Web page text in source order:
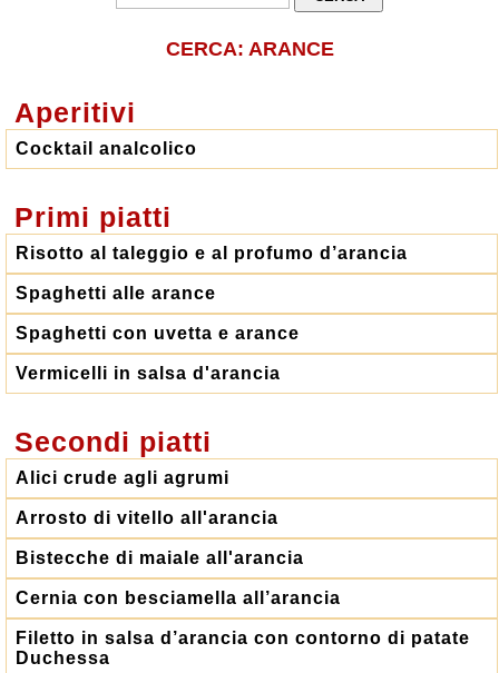
CERCA: ARANCE
Aperitivi
Cocktail analcolico
Primi piatti
Risotto al taleggio e al profumo d’arancia
Spaghetti alle arance
Spaghetti con uvetta e arance
Vermicelli in salsa d'arancia
Secondi piatti
Alici crude agli agrumi
Arrosto di vitello all'arancia
Bistecche di maiale all'arancia
Cernia con besciamella all’arancia
Filetto in salsa d’arancia con contorno di patate
Duchessa